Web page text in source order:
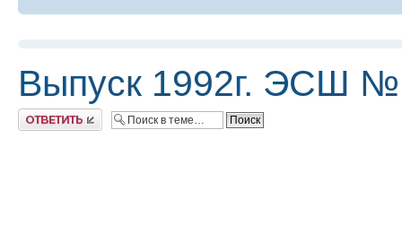
Выпуск 1992г. ЭСШ
Ответить